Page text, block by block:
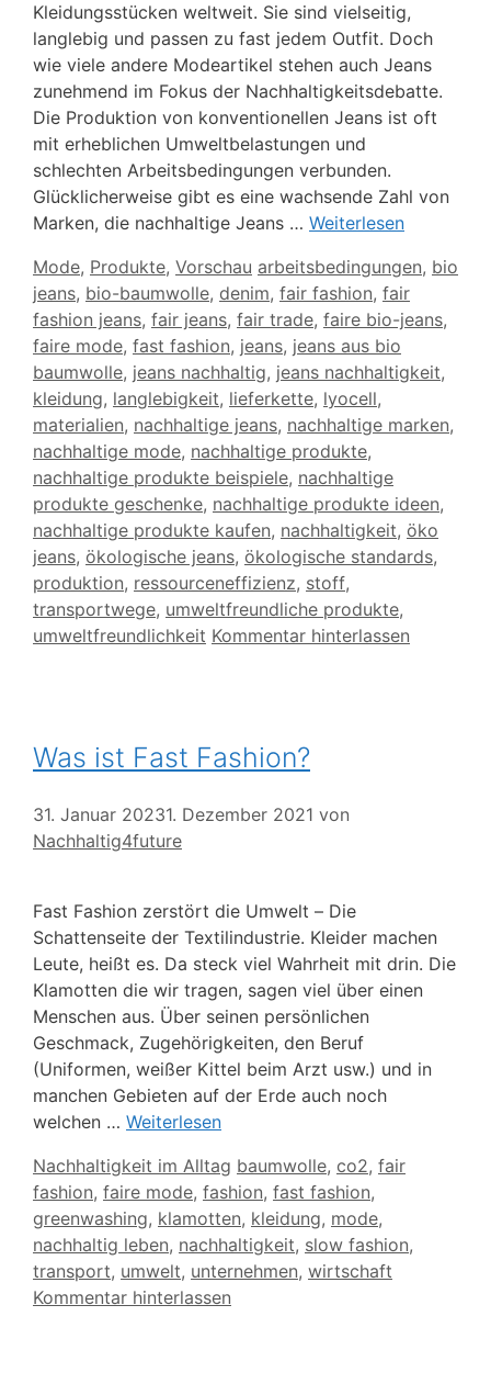
Kleidungsstücken weltweit. Sie sind vielseitig,
langlebig und passen zu fast jedem Outfit. Doch
wie viele andere Modeartikel stehen auch Jeans
zunehmend im Fokus der Nachhaltigkeitsdebatte.
Die Produktion von konventionellen Jeans ist oft
mit erheblichen Umweltbelastungen und
schlechten Arbeitsbedingungen verbunden.
Glücklicherweise gibt es eine wachsende Zahl von
Marken, die nachhaltige Jeans … Weiterlesen
Kategorien
Mode, Produkte, Vorschau Schlagwörter
arbeitsbedingungen, bio
jeans, bio-baumwolle, denim, fair fashion, fair
fashion jeans, fair jeans, fair trade, faire bio-jeans,
faire mode, fast fashion, jeans, jeans aus bio
baumwolle, jeans nachhaltig, jeans nachhaltigkeit,
kleidung, langlebigkeit, lieferkette, lyocell,
materialien, nachhaltige jeans, nachhaltige marken,
nachhaltige mode, nachhaltige produkte,
nachhaltige produkte beispiele, nachhaltige
produkte geschenke, nachhaltige produkte ideen,
nachhaltige produkte kaufen, nachhaltigkeit, öko
jeans, ökologische jeans, ökologische standards,
produktion, ressourceneffizienz, stoff,
transportwege, umweltfreundliche produkte,
umweltfreundlichkeit Kommentar hinterlassen
Was ist Fast Fashion?
31. Januar 20231. Dezember 2021 von
Nachhaltig4future
Fast Fashion zerstört die Umwelt – Die
Schattenseite der Textilindustrie. Kleider machen
Leute, heißt es. Da steck viel Wahrheit mit drin. Die
Klamotten die wir tragen, sagen viel über einen
Menschen aus. Über seinen persönlichen
Geschmack, Zugehörigkeiten, den Beruf
(Uniformen, weißer Kittel beim Arzt usw.) und in
manchen Gebieten auf der Erde auch noch
welchen … Weiterlesen
Kategorien
Nachhaltigkeit im Alltag Schlagwörter
baumwolle, co2, fair
fashion, faire mode, fashion, fast fashion,
greenwashing, klamotten, kleidung, mode,
nachhaltig leben, nachhaltigkeit, slow fashion,
transport, umwelt, unternehmen, wirtschaft
Kommentar hinterlassen